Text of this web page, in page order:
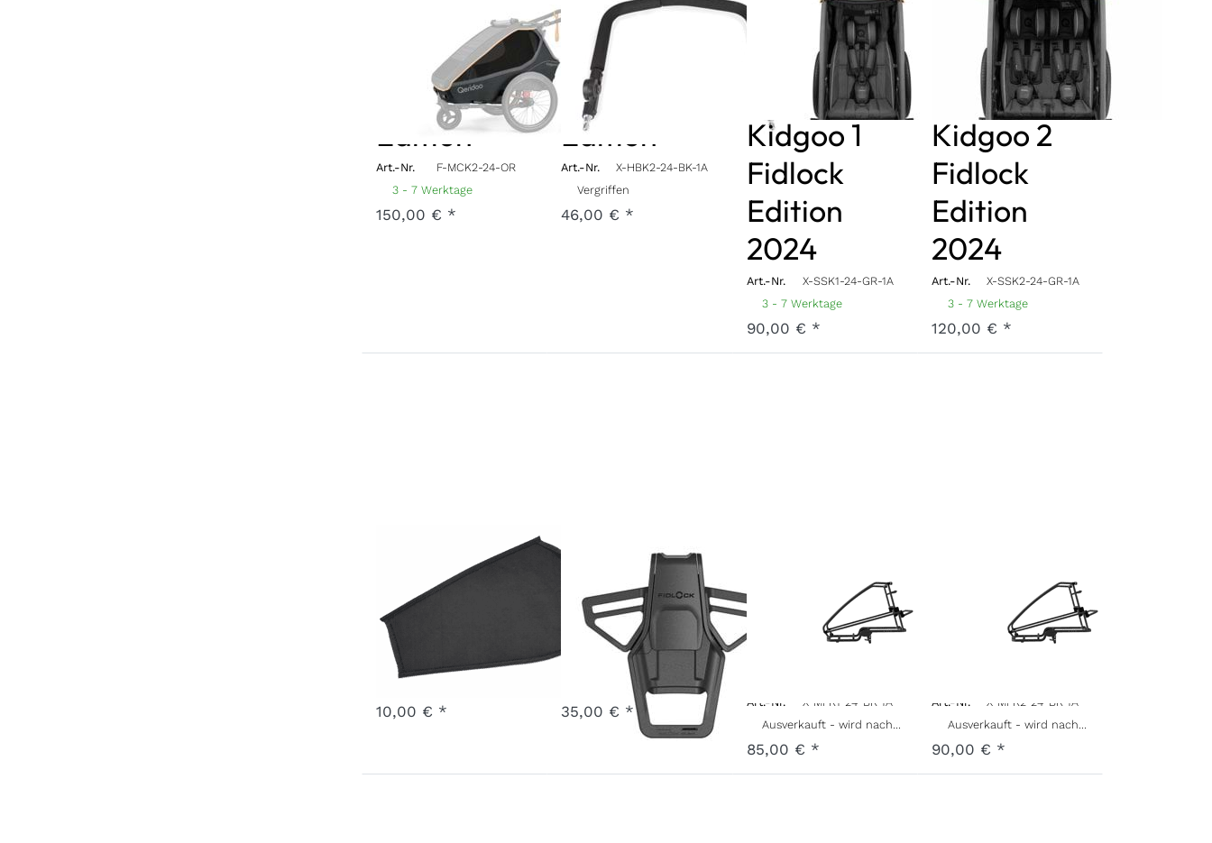
Hauptbezug
Kidgoo 2
Fidlock
Edition
Art.-Nr.
F-MCK2-24-OR
3 - 7 Werktage
150,00 € *
Schiebegriff
Kidgoo 2
Fidlock
Edition
Art.-Nr.
X-HBK2-24-BK-1A
Vergriffen
46,00 € *
Sitzbank
(ohne
Kopfstütze)
Kidgoo 1
Fidlock
Edition
2024
Art.-Nr.
X-SSK1-24-GR-1A
3 - 7 Werktage
90,00 € *
Sitzbank
(ohne
Kopfstütze)
Kidgoo 2
Fidlock
Edition
2024
Art.-Nr.
X-SSK2-24-GR-1A
3 - 7 Werktage
120,00 € *
Sonnenschutz
Seitenscheiben
rechts
Art.-Nr.
X-SCWR-24-GR
10,00 € *
Fidlock 5-
Punkt-
Gurtschloss
F-BB30-FL-BK001
3 - 7 Werktage
35,00 € *
Kidgoo 1
Fidlock
Art.-Nr.
X-MFK1-24-BK-1A
Ausverkauft - wird nachgeliefert, sobald wieder auf Lager.
85,00 € *
Kidgoo 2
Fidlock
Art.-Nr.
X-MFK2-24-BK-1A
Ausverkauft - wird nachgeliefert, sobald wieder auf Lager.
90,00 € *